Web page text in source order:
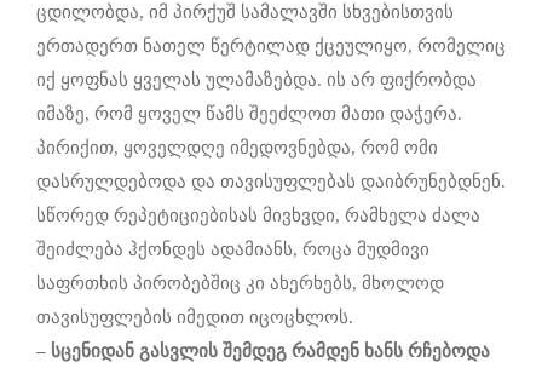
ცდილობდა, იმ პირქუშ სამალავში სხვებისთვის
ერთადერთ ნათელ წერტილად ქცეულიყო, რომელიც
იქ ყოფნას ყველას ულამაზებდა. ის არ ფიქრობდა
იმაზე, რომ ყოველ წამს შეეძლოთ მათი დაჭერა.
პირიქით, ყოველდღე იმედოვნებდა, რომ ომი
დასრულდებოდა და თავისუფლებას დაიბრუნებდნენ.
სწორედ რეპეტიციებისას მივხვდი, რამხელა ძალა
შეიძლება ჰქონდეს ადამიანს, როცა მუდმივი
საფრთხის პირობებშიც კი ახერხებს, მხოლოდ
თავისუფლების იმედით იცოცხლოს.
– სცენიდან გასვლის შემდეგ რამდენ ხანს რჩებოდა